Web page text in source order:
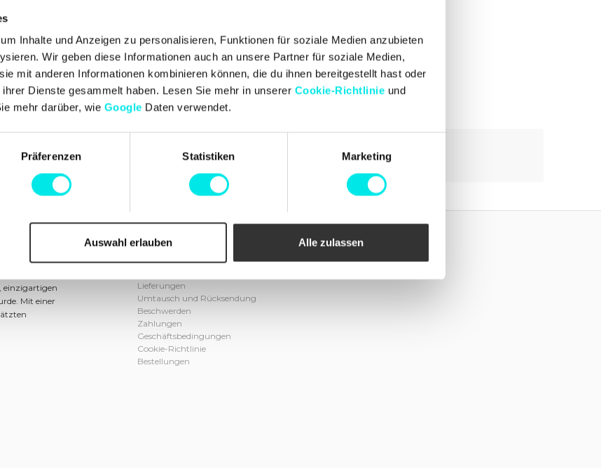
Inhalte und Anzeigen zu personalisieren, Funktionen für soziale Medien anzubieten
Wir geben diese Informationen auch an unsere Partner für soziale Medien,
mit anderen Informationen kombinieren können, die du ihnen bereitgestellt hast oder
Dienste gesammelt haben. Lesen Sie mehr in unserer Cookie-Richtlinie und
mehr darüber, wie Google Daten verwendet.
Präferenzen Statistiken Marketing
Auswahl erlauben Alle zulassen
Aktuelles von auf Instagram
für
einzigartigen
Mit einer
Info
Kundendienst
Lieferungen
Umtausch und Rücksendung
Beschwerden
Zahlungen
Geschäftsbedingungen
Cookie-Richtlinie
Bestellungen
Folgen Sie uns!
Facebook